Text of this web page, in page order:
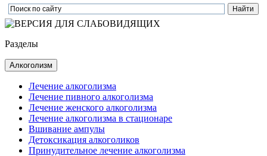
Разделы
Алкоголизм
Лечение алкоголизма
Лечение пивного алкоголизма
Лечение женского алкоголизма
Лечение алкоголизма в стационаре
Вшивание ампулы
Детоксикация алкоголиков
Принудительное лечение алкоголизма